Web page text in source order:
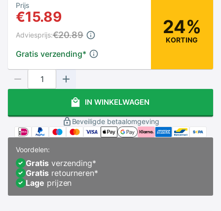
Prijs
€15.89
Gratis verzending*
Adviesprijs:€20.89 24%
KORTING
IN WINKELWAGEN
Beveiligde betaalomgeving
Voordelen:
Gratisverzending*
Gratisretourneren*
Lage prijzen